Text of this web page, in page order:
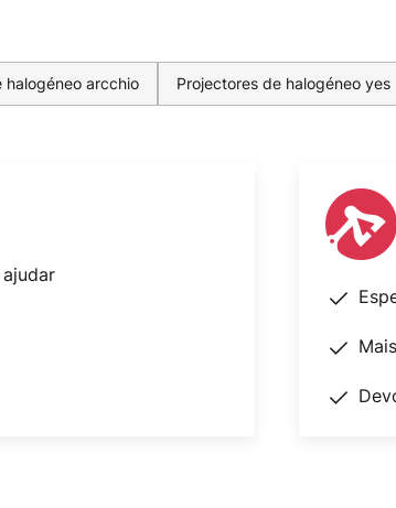
halogéneo arcchio Projectores de halogéneo yes